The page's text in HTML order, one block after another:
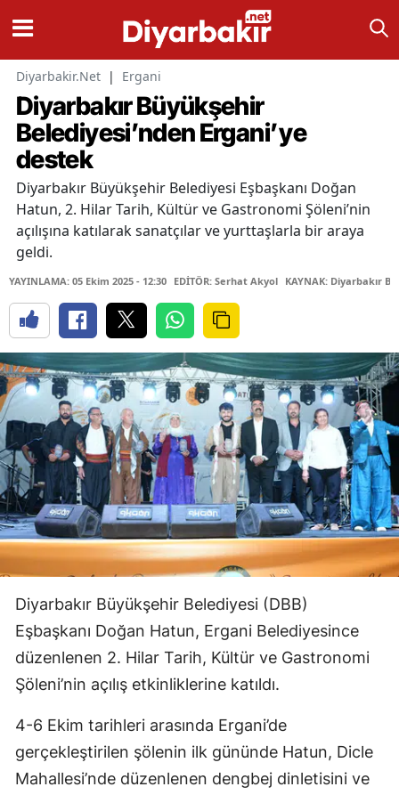
Diyarbakir.Net | Ergani
Diyarbakır Büyükşehir
Belediyesi’nden Ergani’ye
destek
Diyarbakır Büyükşehir Belediyesi Eşbaşkanı Doğan
Hatun, 2. Hilar Tarih, Kültür ve Gastronomi Şöleni’nin
açılışına katılarak sanatçılar ve yurttaşlarla bir araya
geldi.
YAYINLAMA: 05 Ekim 2025 - 12:30 EDİTÖR: Serhat Akyol KAYNAK: Diyarbakır
Diyarbakır Büyükşehir Belediyesi (DBB)
Eşbaşkanı Doğan Hatun, Ergani Belediyesince
düzenlenen 2. Hilar Tarih, Kültür ve Gastronomi
Şöleni’nin açılış etkinliklerine katıldı.
4-6 Ekim tarihleri arasında Ergani’de
gerçekleştirilen şölenin ilk gününde Hatun, Dicle
Mahallesi’nde düzenlenen dengbej dinletisini ve